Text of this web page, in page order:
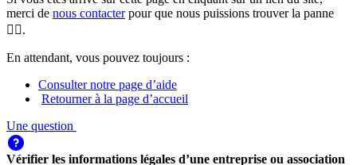
merci de nous contacterpour que nous puissions trouver la panne
🕵️‍♀️.
En attendant, vous pouvez toujours :
Consulter notre page d’aide
Retourner à la page d’accueil
Une question
Vérifier les informations légales d’une entreprise ou association